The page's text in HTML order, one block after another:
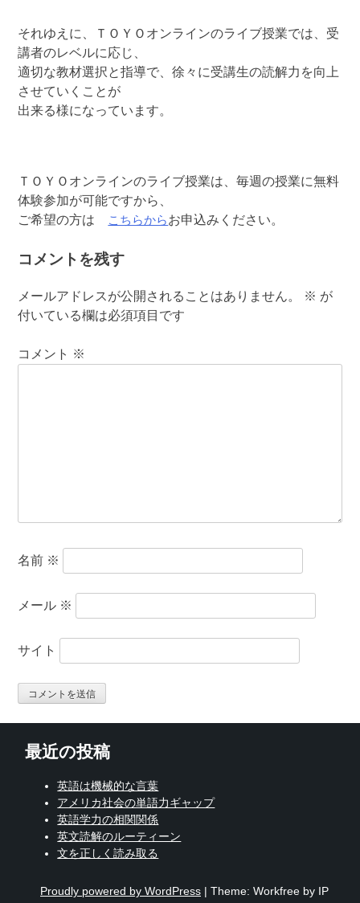
それゆえに、ＴＯＹＯオンラインのライブ授業では、受
講者のレベルに応じ、
適切な教材選択と指導で、徐々に受講生の読解力を向上
させていくことが
出来る様になっています。
ＴＯＹＯオンラインのライブ授業は、毎週の授業に無料
体験参加が可能ですから、
ご希望の方は
こちらからお申込みください。
コメントを残す
メールアドレスが公開されることはありません。 ※ が
付いている欄は必須項目です
コメント ※
名前 ※
メール ※
サイト
最近の投稿
英語は機械的な言葉
アメリカ社会の単語力ギャップ
英語学力の相関関係
英文読解のルーティーン
文を正しく読み取る
Proudly powered by WordPress | Theme: Workfree by IP